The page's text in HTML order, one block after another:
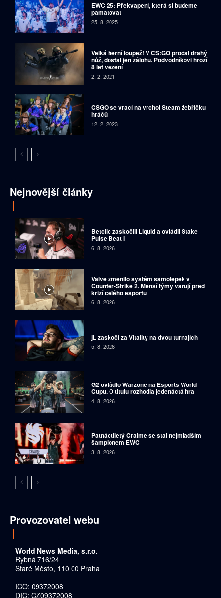
EWC 25: Překvapení, která si budeme
pamatovat
25. 8. 2025
Velká herní loupež! V CS:GO prodal drahý
nůž, dostal jen zálohu. Podvodníkovi hrozí
8 let vězení
2. 2. 2021
CSGO se vrací na vrchol Steam žebříčku
hráčů
12. 2. 2023
Nejnovější články
Betclic zaskočili Liquid a ovládli Stake
Pulse Beat I
6. 8. 2026
Valve změnilo systém samolepek v
Counter-Strike 2. Menší týmy varují před
krizí celého esportu
6. 8. 2026
jL zaskočí za Vitality na dvou turnajích
5. 8. 2026
G2 ovládlo Warzone na Esports World
Cupu. O titulu rozhodla jedenáctá hra
4. 8. 2026
Patnáctiletý Craime se stal nejmladším
šampionem EWC
3. 8. 2026
Provozovatel webu
World News Media, s.r.o.
Rybná 716/24
Staré Město, 110 00 Praha
IČO: 09372008
DIČ: CZ09372008